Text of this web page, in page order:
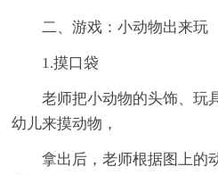
二、游戏：小动物出来玩
1.摸口袋
老师把小动物的头饰、玩
幼儿来摸动物，
拿出后，老师根据图上的